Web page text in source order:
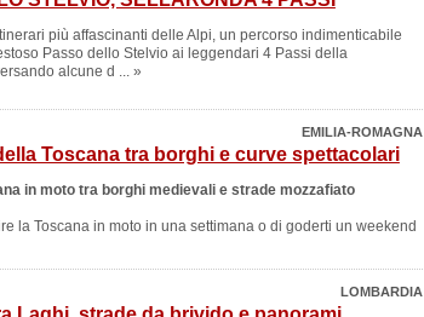
più affascinanti delle Alpi, un percorso indimenticabile
Passo dello Stelvio ai leggendari 4 Passi della
alcune d ... »
EMILIA-ROMAGNA
Toscana tra borghi e curve spettacolari
in moto tra borghi medievali e strade mozzafiato
la Toscana in moto in una settimana o di goderti un weekend
LOMBARDIA